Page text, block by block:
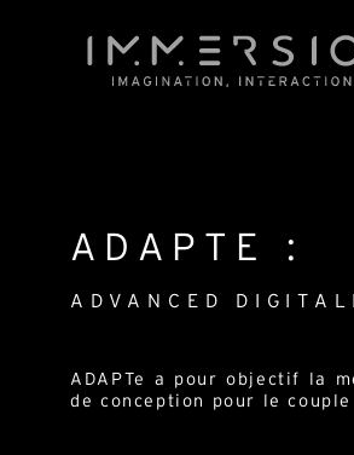
ADAPTE :
ADVANCED
ADAPTe a pour objectif la
de conception pour le